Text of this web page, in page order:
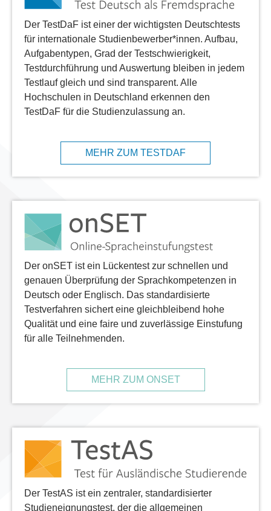
Der TestDaF ist einer der wichtigsten Deutschtests
für internationale Studienbewerber*innen. Aufbau,
Aufgabentypen, Grad der Testschwierigkeit,
Testdurchführung und Auswertung bleiben in jedem
Testlauf gleich und sind transparent. Alle
Hochschulen in Deutschland erkennen den
TestDaF für die Studienzulassung an.
MEHR ZUM TESTDAF
Der onSET ist ein Lückentest zur schnellen und
genauen Überprüfung der Sprachkompetenzen in
Deutsch oder Englisch. Das standardisierte
Testverfahren sichert eine gleichbleibend hohe
Qualität und eine faire und zuverlässige Einstufung
für alle Teilnehmenden.
MEHR ZUM ONSET
Der TestAS ist ein zentraler, standardisierter
Studieneignungstest, der die allgemeinen